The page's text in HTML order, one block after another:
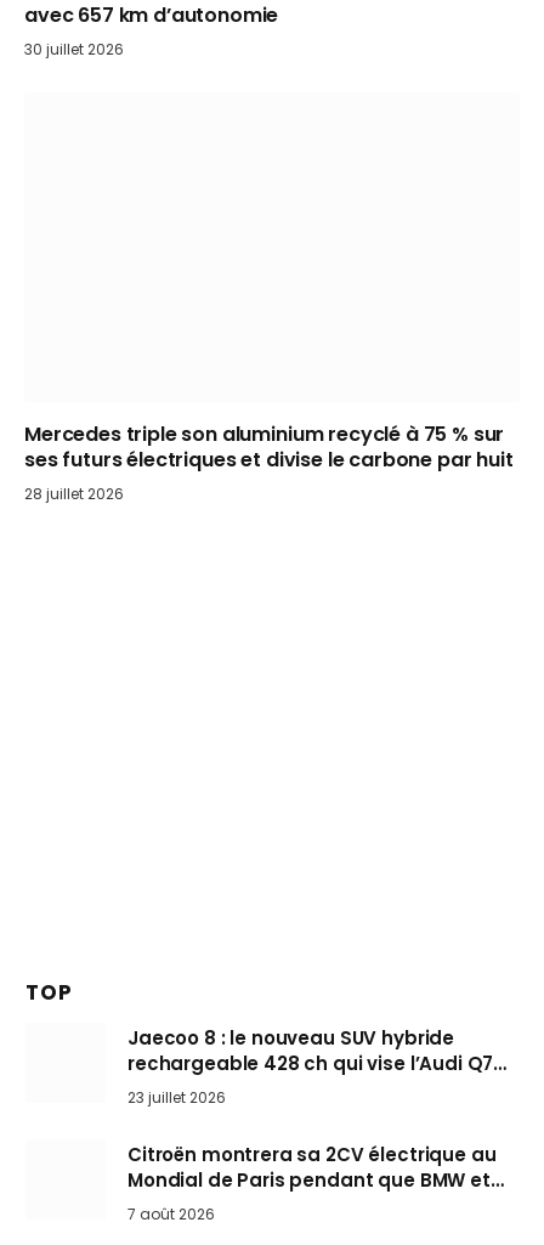
avec 657 km d’autonomie
30 juillet 2026
Mercedes triple son aluminium recyclé à 75 % sur
ses futurs électriques et divise le carbone par huit
28 juillet 2026
TOP
Jaecoo 8 : le nouveau SUV hybride
rechargeable 428 ch qui vise l’Audi Q7
arrive en Europe cet automne
23 juillet 2026
Citroën montrera sa 2CV électrique au
Mondial de Paris pendant que BMW et
Mini désertent le salon
7 août 2026